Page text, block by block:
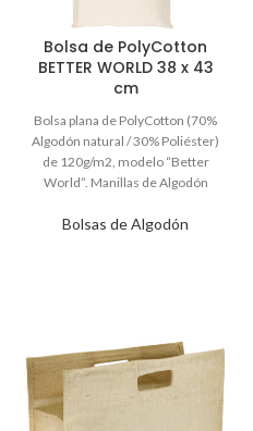
Bolsa de PolyCotton
BETTER WORLD 38 x 43
cm
Bolsas de Algodón